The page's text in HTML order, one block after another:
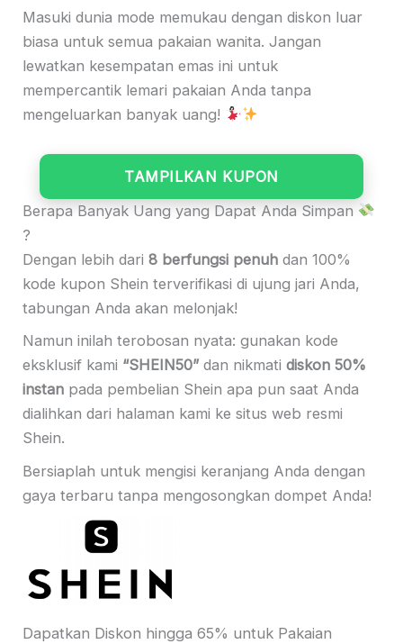
Masuki dunia mode memukau dengan diskon luar
biasa untuk semua pakaian wanita. Jangan
lewatkan kesempatan emas ini untuk
mempercantik lemari pakaian Anda tanpa
mengeluarkan banyak uang!
TAMPILKAN KUPON
Berapa Banyak Uang yang Dapat Anda Simpan
?
Dengan lebih dari 8 berfungsi penuh dan 100%
kode kupon Shein terverifikasi di ujung jari Anda,
tabungan Anda akan melonjak!
Namun inilah terobosan nyata: gunakan kode
eksklusif kami “SHEIN50” dan nikmati diskon 50%
instan pada pembelian Shein apa pun saat Anda
dialihkan dari halaman kami ke situs web resmi
Shein.
Bersiaplah untuk mengisi keranjang Anda dengan
gaya terbaru tanpa mengosongkan dompet Anda!
Dapatkan Diskon hingga 65% untuk Pakaian